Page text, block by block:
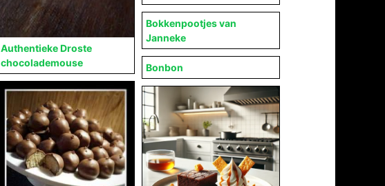
Authentieke Droste
chocolademouse
Bokkenpootjes van
Janneke
Bonbon